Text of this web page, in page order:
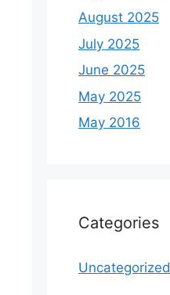
August 2025
July 2025
June 2025
May 2025
May 2016
Categories
Uncategorized